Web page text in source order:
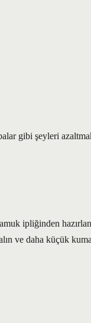
gibi şeyleri
ipliğinden
ve daha küçük